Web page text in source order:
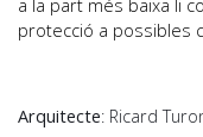
a la part més baixa li
protecció a possibles
Arquitecte: Ricard